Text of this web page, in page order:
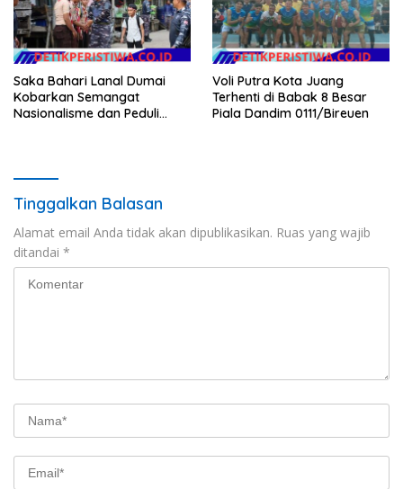
Saka Bahari Lanal Dumai
Kobarkan Semangat
Nasionalisme dan Peduli
Voli Putra Kota Juang
Terhenti di Babak 8 Besar
Piala Dandim 0111/Bireuen
Tinggalkan Balasan
Alamat email Anda tidak akan dipublikasikan. Ruas yang wajib
ditandai *